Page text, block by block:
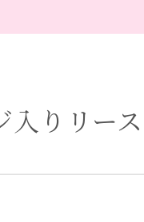
入りリース